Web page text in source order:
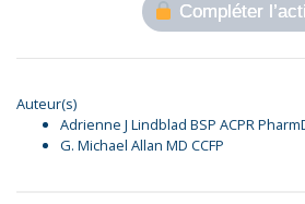
Compléter
Auteur(s)
Adrienne J Lindblad BSP ACPR
G. Michael Allan MD CCFP